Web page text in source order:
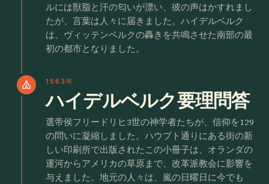
ルには獣脂と汗の匂いが漂い、彼の声はかすれまし
たが、言葉は人々に届きました。ハイデルベルク
は、ヴィッテンベルクの轟きを共鳴させた南部の最
初の都市となりました。
church 1563年
ハイデルベルク要理問答
選帝侯フリードリヒ3世の神学者たちが、信仰を129
の問いに凝縮しました。ハウプト通りにある街の新
しい印刷所で出版されたこの小冊子は、オランダの
運河からアメリカの草原まで、改革派教会に影響を
与えました。地元の人々は、嵐の日曜日に今でも